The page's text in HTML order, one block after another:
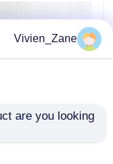
راهنمای خطی
Vivien_Zane
are you looking